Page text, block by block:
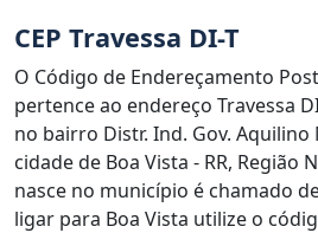
CEP Travessa DI-T
O Código de Endereçamento
pertence ao endereço Travessa
no bairro Distr. Ind. Gov.
cidade de Boa Vista - RR, Região
nasce no município é chamado
ligar para Boa Vista utilize o